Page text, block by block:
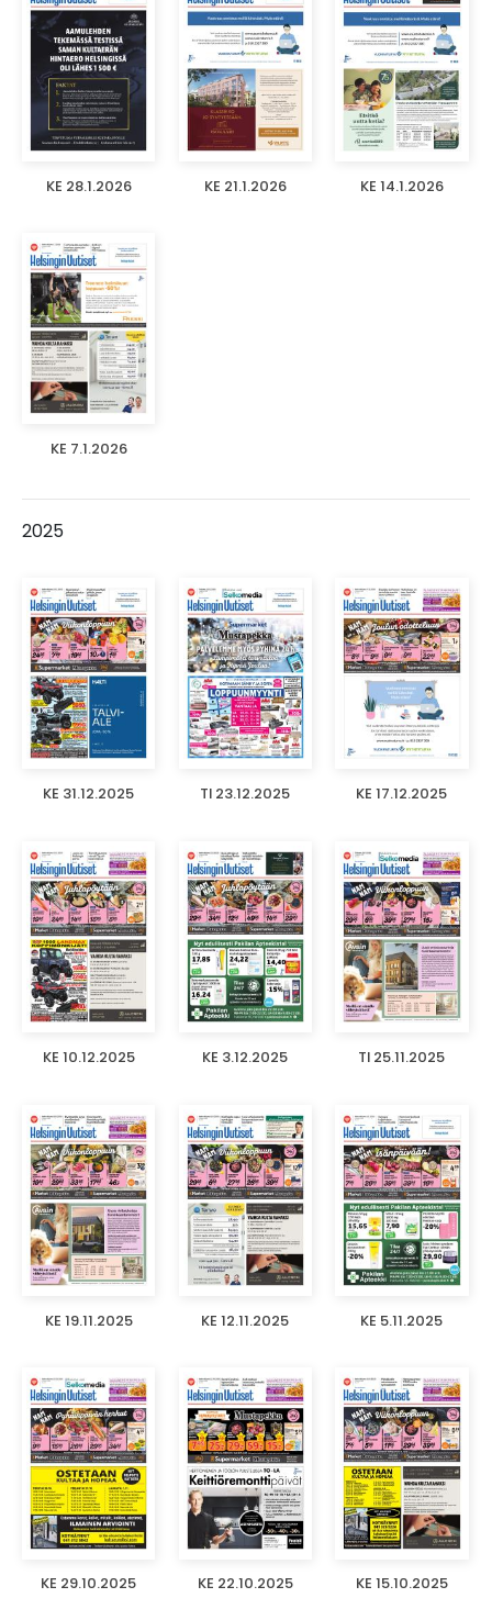
KE 28.1.2026 KE 21.1.2026 KE 14.1.2026
KE 7.1.2026
2025
KE 31.12.2025 TI 23.12.2025 KE 17.12.2025
KE 10.12.2025 KE 3.12.2025 TI 25.11.2025
KE 19.11.2025 KE 12.11.2025 KE 5.11.2025
KE 29.10.2025 KE 22.10.2025 KE 15.10.2025